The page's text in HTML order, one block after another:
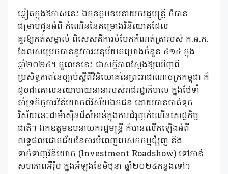
ឆ្លៀតក្នុងឱកាសនេះ ឯកឧត្តមឧបនាយករដ្ឋមន្ត្រី ក៏បាន
ជម្រាបជូនអំពី កំណើននៃគម្រោងវិនិយោគដែល
គួរឱ្យកត់សម្គាល់ ពិសេសគឺការបំបែកកំណត់ត្រារបស់ ក.អ.ក.
ដែលសម្រេចបាននូវការអនុម័យគម្រោងចំនួន ៤១៤ ក្នុង
ឆ្នាំ២០២៤។ តួលេខនេះ ជាសក្ខីភាពស្តែងឱ្យឃើញពី
ប្រសិទ្ធភាពនៃច្បាប់ស្តីពីវិនិយោគនៃព្រះរាជាណាចក្រកម្ពុជា ក៏
ដូចជាគោលនយោបាយនានារបស់រាជរដ្ឋាភិបាល ក្នុងថែទាំ
គាំទ្រកិច្ចការវិនិយោគពីវិស័យឯកជន ដោយបានចាត់ទុក
វិស័យនេះជាម៉ាស៊ីនដ៏សំខាន់ក្នុងការជំរុញកំណើនសេដ្ឋកិច្ច
ជាតិ។ ឯកឧត្តមឧបនាយករដ្ឋមន្ត្រី ក៏បានលើកឡើងអំពី
លទ្ធផលជោគជ័យនៃការបំពេញបេសកកម្មជុំរុញ និង
ទាក់ទាញវិនិយោគ (Investment Roadshow) ទៅកាន់
សហភាពអឺរ៉ុប ក្នុងអំឡុងខែមិថុនា ឆ្នាំ២០២៤កន្លងទៅ។